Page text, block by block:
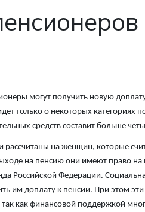
могут получить новую
только о некоторых категориях
средств составит больше
на женщин, которые
на пенсию они имеют право на
Российской Федерации.
им доплату к пенсии. При этом
как финансовой поддержкой